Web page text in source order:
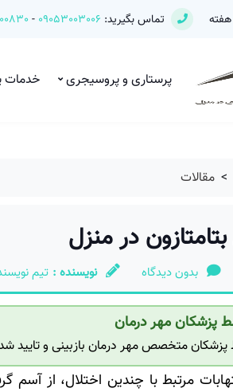
تماس بگیرید: 09053003006
-
پرستاری و پروسیجری خدمات
> مقالات
در منزل
بدون دیدگاه نویسنده : تیم
پزشکان مهر درمان
پزشکان متخصص مهر درمان بازبینی و تایید
مرتبط با چندین اختلال، از آسم